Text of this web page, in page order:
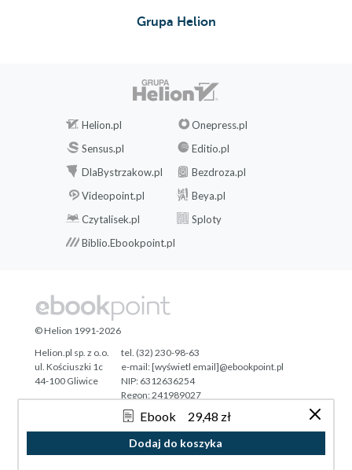
Ebook 29,48 zł
Dodaj do koszyka
Grupa Helion
Helion.pl
Onepress.pl
Sensus.pl
Editio.pl
DlaBystrzakow.pl
Bezdroza.pl
Videopoint.pl
Beya.pl
Czytalisek.pl
Sploty
Biblio.Ebookpoint.pl
Tonik.pl
© Helion 1991-2026
Helion.pl sp. z o.o.
ul. Kościuszki 1c
44-100 Gliwice
tel. (32) 230-98-63
e-mail:[wyświetl email]@ebookpoint.pl
NIP: 6312636254
Regon: 241989027